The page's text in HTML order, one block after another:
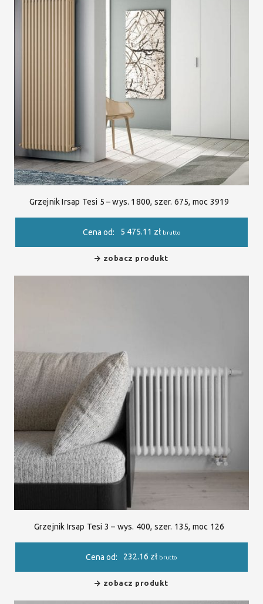
Grzejnik Irsap Tesi 5 – wys. 1800, szer. 675, moc 3919
Cena od: 5 475.11 zł brutto
zobacz produkt
Grzejnik Irsap Tesi 3 – wys. 400, szer. 135, moc 126
Cena od: 232.16 zł brutto
zobacz produkt